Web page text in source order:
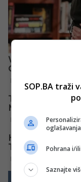
SOP.BA traži
Pohrana i/
Saznajte